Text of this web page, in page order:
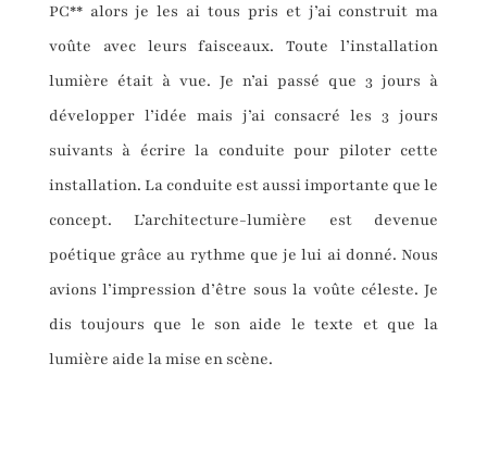
PC** alors je les ai tous pris et j’ai construit ma
voûte avec leurs faisceaux. Toute l’installation
lumière était à vue. Je n’ai passé que 3 jours à
développer l’idée mais j’ai consacré les 3 jours
suivants à écrire la conduite pour piloter cette
installation. La conduite est aussi importante que le
concept. L’architecture-lumière est devenue
poétique grâce au rythme que je lui ai donné. Nous
avions l’impression d’être sous la voûte céleste. Je
dis toujours que le son aide le texte et que la
lumière aide la mise en scène.